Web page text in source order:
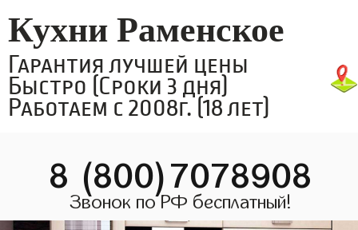
Кухни Раменское
Гарантия лучшей цены
Быстро (Сроки 3 дня)
Работаем с 2008г. (18 лет)
8 (800)7078908
Звонок по РФ бесплатный!